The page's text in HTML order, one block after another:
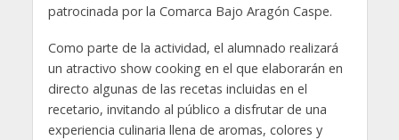
patrocinada por la Comarca Bajo Aragón Caspe.
Como parte de la actividad, el alumnado realizará
un atractivo show cooking en el que elaborarán en
directo algunas de las recetas incluidas en el
recetario, invitando al público a disfrutar de una
experiencia culinaria llena de aromas, colores y